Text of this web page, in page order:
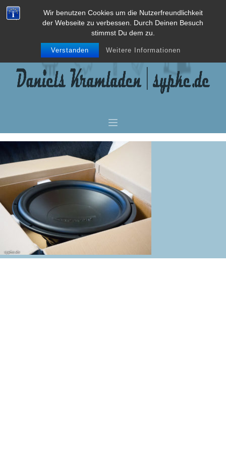
Wir benutzen Cookies um die Nutzerfreundlichkeit
der Webseite zu verbessen. Durch Deinen Besuch
stimmst Du dem zu.
Verstanden Weitere Informationen